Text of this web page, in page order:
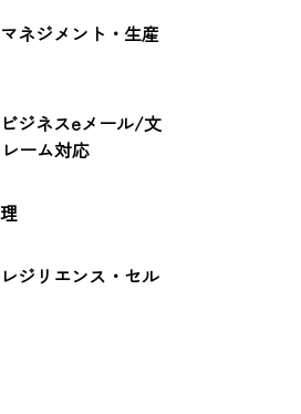
ネジメント・生産
ジネスeメール/文
ーム対応
ジリエンス・セル